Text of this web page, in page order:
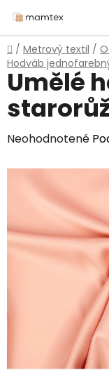
na
obsah
Domov
/ Metrový textil /
Hodváb
Umělé
Priemerné
z
Neohodnotené